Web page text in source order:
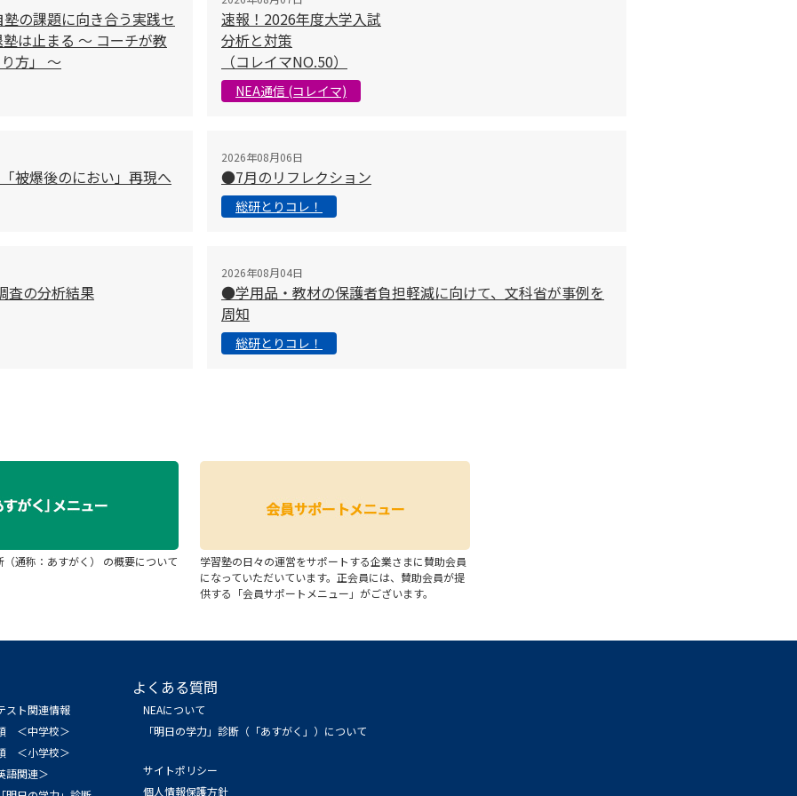
の課題に向き合う実践セ
は止まる 〜 コーチが教
方」 〜
速報！2026年度大学入試
分析と対策
（コレイマNO.50）
NEA通信 (コレイマ)
被爆後のにおい」再現へ
2026年08月06日
●7月のリフレクション
総研とりコレ！
査の分析結果
2026年08月04日
●学用品・教材の保護者負担軽減に向けて、文科省が事例を
周知
総研とりコレ！
（通称：あすがく） の概要について
学習塾の日々の運営をサポートする企業さまに賛助会員
になっていただいています。正会員には、賛助会員が提
供する「会員サポートメニュー」がございます。
スト関連情報
＜中学校＞
＜小学校＞
関連＞
よくある質問
NEAについて
「明日の学力」診断（「あすがく」）について
サイトポリシー
個人情報保護方針